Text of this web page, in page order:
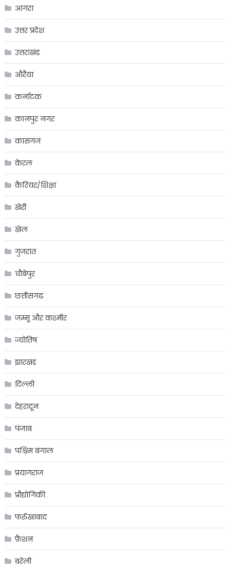
आगरा
उत्तर प्रदेश
उत्तराखंड
औरैया
कर्नाटक
कानपुर नगर
कासगंज
केरल
कैरियर/शिक्षा
खेरी
खेल
गुजरात
चौबेपुर
छत्तीसगढ
जम्मू और कश्मीर
ज्योतिष
झारखंड
दिल्ली
देहरादून
पंजाब
पश्चिम बंगाल
प्रयागराज
प्रौद्योगिकी
फर्रुखाबाद
फ़ैशन
बरेली